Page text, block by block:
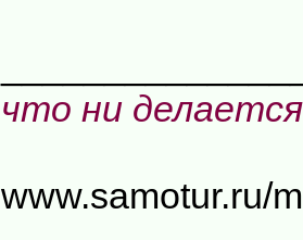
что ни
www.samotur.ru/